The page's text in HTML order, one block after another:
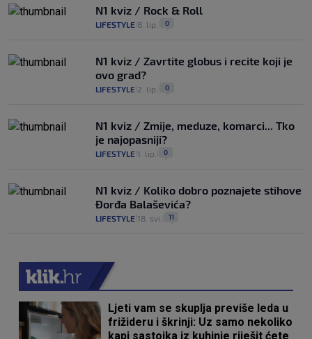
N1 kviz / Rock & Roll
LIFESTYLE 8. lip. 0
N1 kviz / Zavrtite globus i recite koji je
ovo grad?
LIFESTYLE 2. lip. 0
N1 kviz / Zmije, meduze, komarci... Tko
je najopasniji?
LIFESTYLE 1. lip. 0
N1 kviz / Koliko dobro poznajete stihove
Đorđa Balaševića?
LIFESTYLE 18. svi. 11
Ljeti vam se skuplja previše leda u
frižideru i škrinji: Uz samo nekoliko
kapi sastojka iz kuhinje riješit ćete